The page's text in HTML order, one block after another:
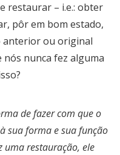
restaurar – i.e.: obter
pôr em bom estado,
anterior ou original
nós nunca fez alguma
de fazer com que o
sua forma e sua função
restauração, ele